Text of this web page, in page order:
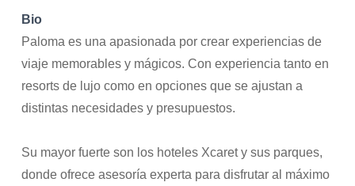
Bio
Paloma es una apasionada por crear experiencias de
viaje memorables y mágicos. Con experiencia tanto en
resorts de lujo como en opciones que se ajustan a
distintas necesidades y presupuestos.
Su mayor fuerte son los hoteles Xcaret y sus parques,
donde ofrece asesoría experta para disfrutar al máximo